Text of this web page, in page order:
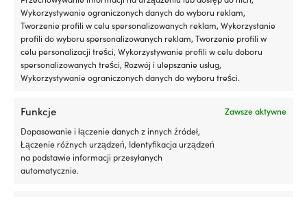
Wykorzystywanie ograniczonych danych do wyboru reklam,
Tworzenie profili w celu spersonalizowanych reklam, Wykorzystanie
profili do wyboru spersonalizowanych reklam, Tworzenie profili w
celu personalizacji treści, Wykorzystywanie profili w celu doboru
spersonalizowanych treści, Rozwój i ulepszanie usług,
Wykorzystywanie ograniczonych danych do wyboru treści.
Funkcje
Zawsze aktywne
Dopasowanie i łączenie danych z innych źródeł,
Łączenie różnych urządzeń, Identyfikacja urządzeń
na podstawie informacji przesyłanych
automatycznie.
antypoślizgowa na łódź
Treadmaster Anti-Slip
Diamond Pattern (PSA) Light
Grey, 412 x 203 x 3 mm, 2-pack
VAT wlicz.
PRODUKT DOSTĘPNY NA
ZAMÓWIENIE
antypoślizgowa do łodzi
Treadmaster Anti-Slip
Diamond Pattern Black, 1200 x
900 x 3 mm
PRODUKT DOSTĘPNY NA
ZAMÓWIENIE